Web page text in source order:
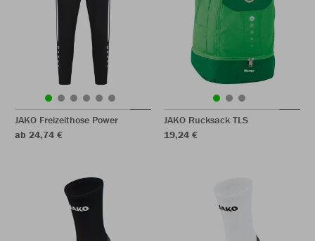
JAKO Freizeithose Power
ab 24,74 €
JAKO Rucksack TLS
19,24 €